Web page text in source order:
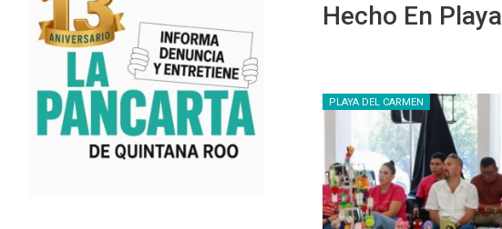
Hecho En Playa
PLAYA DEL CARMEN